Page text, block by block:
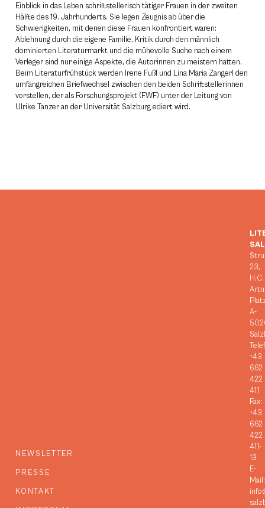
Einblick in das Leben schriftstellerisch tätiger Frauen in der zweiten
Hälfte des 19. Jahrhunderts. Sie legen Zeugnis ab über die
Schwierigkeiten, mit denen diese Frauen konfrontiert waren:
Ablehnung durch die eigene Familie, Kritik durch den männlich
dominierten Literaturmarkt und die mühevolle Suche nach einem
Verleger sind nur einige Aspekte, die Autorinnen zu meistern hatten.
Beim Literaturfrühstück werden Irene Fußl und Lina Maria Zangerl den
umfangreichen Briefwechsel zwischen den beiden Schriftstellerinnen
vorstellen, der als Forschungsprojekt (FWF) unter der Leitung von
Ulrike Tanzer an der Universität Salzburg ediert wird.
NEWSLETTER
PRESSE
KONTAKT
23,
H.C.
A-
+43
662
422
411
Fax:
+43
662
422
411-
13
E-
Mail: